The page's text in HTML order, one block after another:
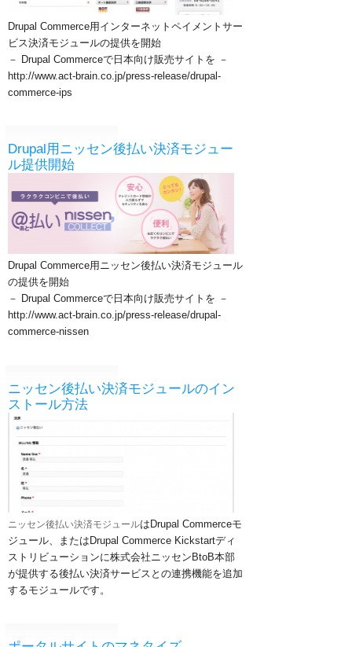
Drupal Commerce用インターネットペイメントサー
ビス決済モジュールの提供を開始
－ Drupal Commerceで日本向け販売サイトを －
http://www.act-brain.co.jp/press-release/drupal-
commerce-ips
Drupal用ニッセン後払い決済モジュー
ル提供開始
Drupal Commerce用ニッセン後払い決済モジュール
の提供を開始
－ Drupal Commerceで日本向け販売サイトを －
http://www.act-brain.co.jp/press-release/drupal-
commerce-nissen
ニッセン後払い決済モジュールのイン
ストール方法
ニッセン後払い決済モジュールはDrupal Commerceモ
ジュール、またはDrupal Commerce Kickstartディ
ストリビューションに株式会社ニッセンBtoB本部
が提供する後払い決済サービスとの連携機能を追加
するモジュールです。